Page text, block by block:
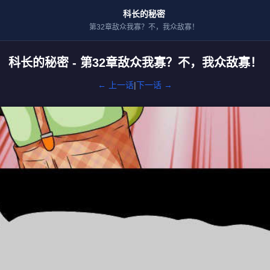
科长的秘密
第32章敌众我寡？不，我众敌寡！
科长的秘密 - 第32章敌众我寡？不，我众敌寡！
← 上一话|下一话 →